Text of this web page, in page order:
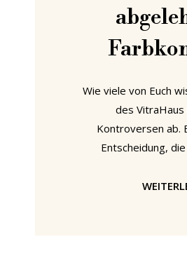
Wie viele von Euch
des VitraHaus
Kontroversen ab.
Entscheidung,
positiv